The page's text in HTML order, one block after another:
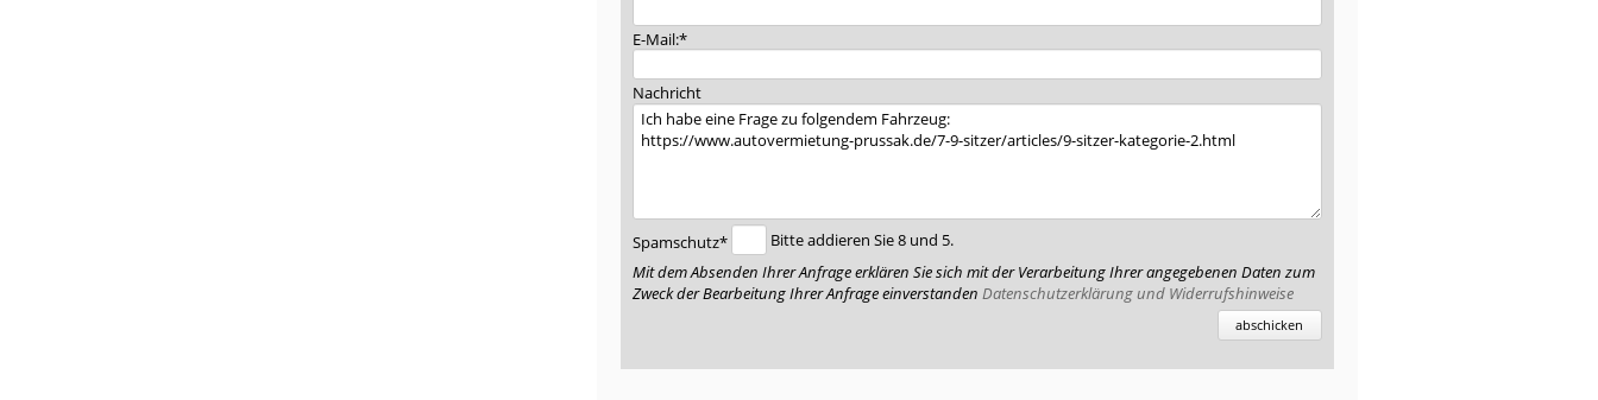
Pflichtfeld
E-Mail:*
Nachricht
Pflichtfeld
Spamschutz*
Bitte addieren Sie 8 und 5.
Mit dem Absenden Ihrer Anfrage erklären Sie sich mit der Verarbeitung Ihrer angegebenen Daten zum
Zweck der Bearbeitung Ihrer Anfrage einverstanden Datenschutzerklärung und Widerrufshinweise